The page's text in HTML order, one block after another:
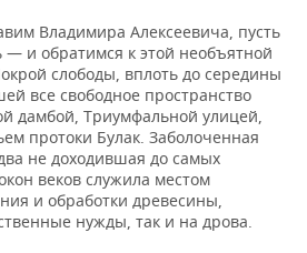
Владимира Алексеевича, пусть
— и обратимся к этой необъятной
слободы, вплоть до середины
все свободное пространство
дамбой, Триумфальной улицей,
протоки Булак. Заболоченная
не доходившая до самых
веков служила местом
и обработки древесины,
нужды, так и на дрова.